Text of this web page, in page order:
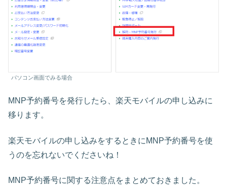
パソコン画面でみる場合
MNP予約番号を発行したら、楽天モバイルの申し込みに
移ります。
楽天モバイルの申し込みをするときにMNP予約番号を使
うのを忘れないでくださいね！
MNP予約番号に関する注意点をまとめておきました。